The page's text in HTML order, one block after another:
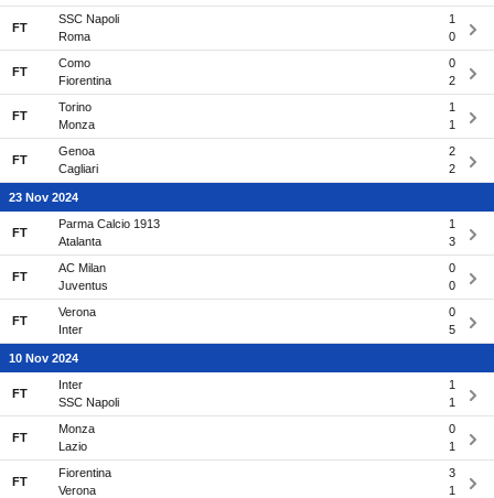
FT
SSC Napoli
1
Roma
0
FT
Como
0
Fiorentina
2
FT
Torino
1
Monza
1
FT
Genoa
2
Cagliari
2
23 Nov 2024
FT
Parma Calcio 1913
1
Atalanta
3
FT
AC Milan
0
Juventus
0
FT
Verona
0
Inter
5
10 Nov 2024
FT
Inter
1
SSC Napoli
1
FT
Monza
0
Lazio
1
FT
Fiorentina
3
Verona
1